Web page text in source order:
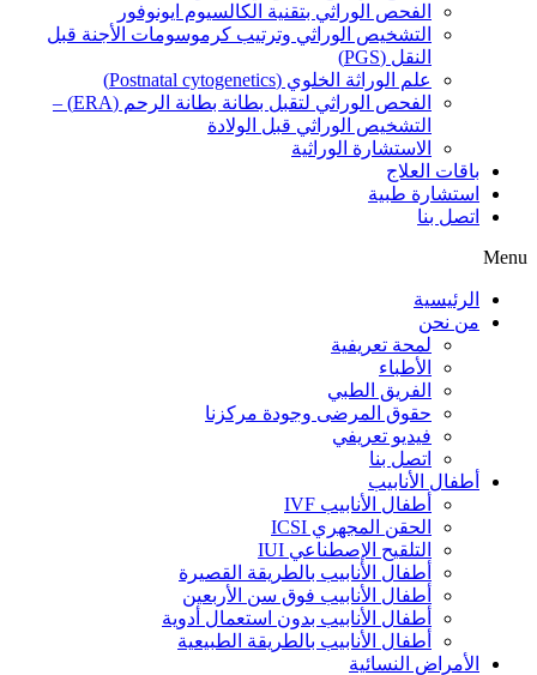
الفحص الوراثي بتقنية الكالسيوم ايونوفور
التشخيص الوراثي وترتيب كرموسومات الأجنة قبل
النقل (PGS)
علم الوراثة الخلوي (Postnatal cytogenetics)
الفحص الوراثي لتقبل بطانة بطانة الرحم (ERA) –
التشخيص الوراثي قبل الولادة
الاستشارة الوراثية
باقات العلاج
استشارة طبية
اتصل بنا
Menu
الرئيسية
من نحن
لمحة تعريفية
الأطباء
الفريق الطبي
حقوق المرضى وجودة مركزنا
فيديو تعريفي
اتصل بنا
أطفال الأنابيب
أطفال الأنابيب IVF
الحقن المجهري ICSI
التلقيح الإصطناعي IUI
أطفال الأنابيب بالطريقة القصيرة
أطفال الأنابيب فوق سن الأربعين
أطفال الأنابيب بدون استعمال أدوية
أطفال الأنابيب بالطريقة الطبيعية
الأمراض النسائية